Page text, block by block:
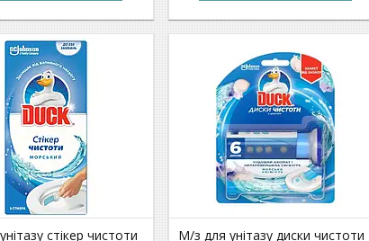
стікер чистоти
М/з для унітазу диски чистоти